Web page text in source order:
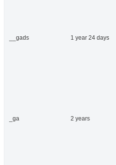
__gads 1 year 24 days
_ga 2 years